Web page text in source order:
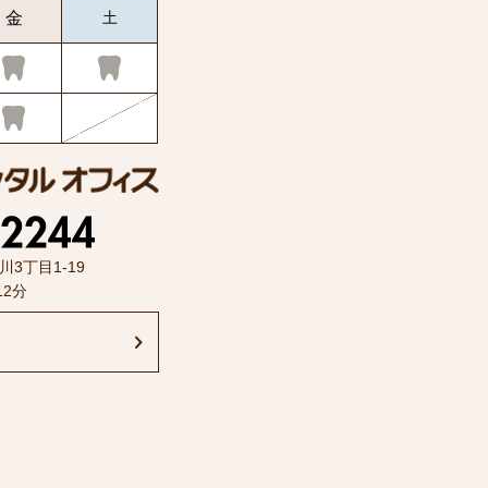
金 土
3丁目1-19
分